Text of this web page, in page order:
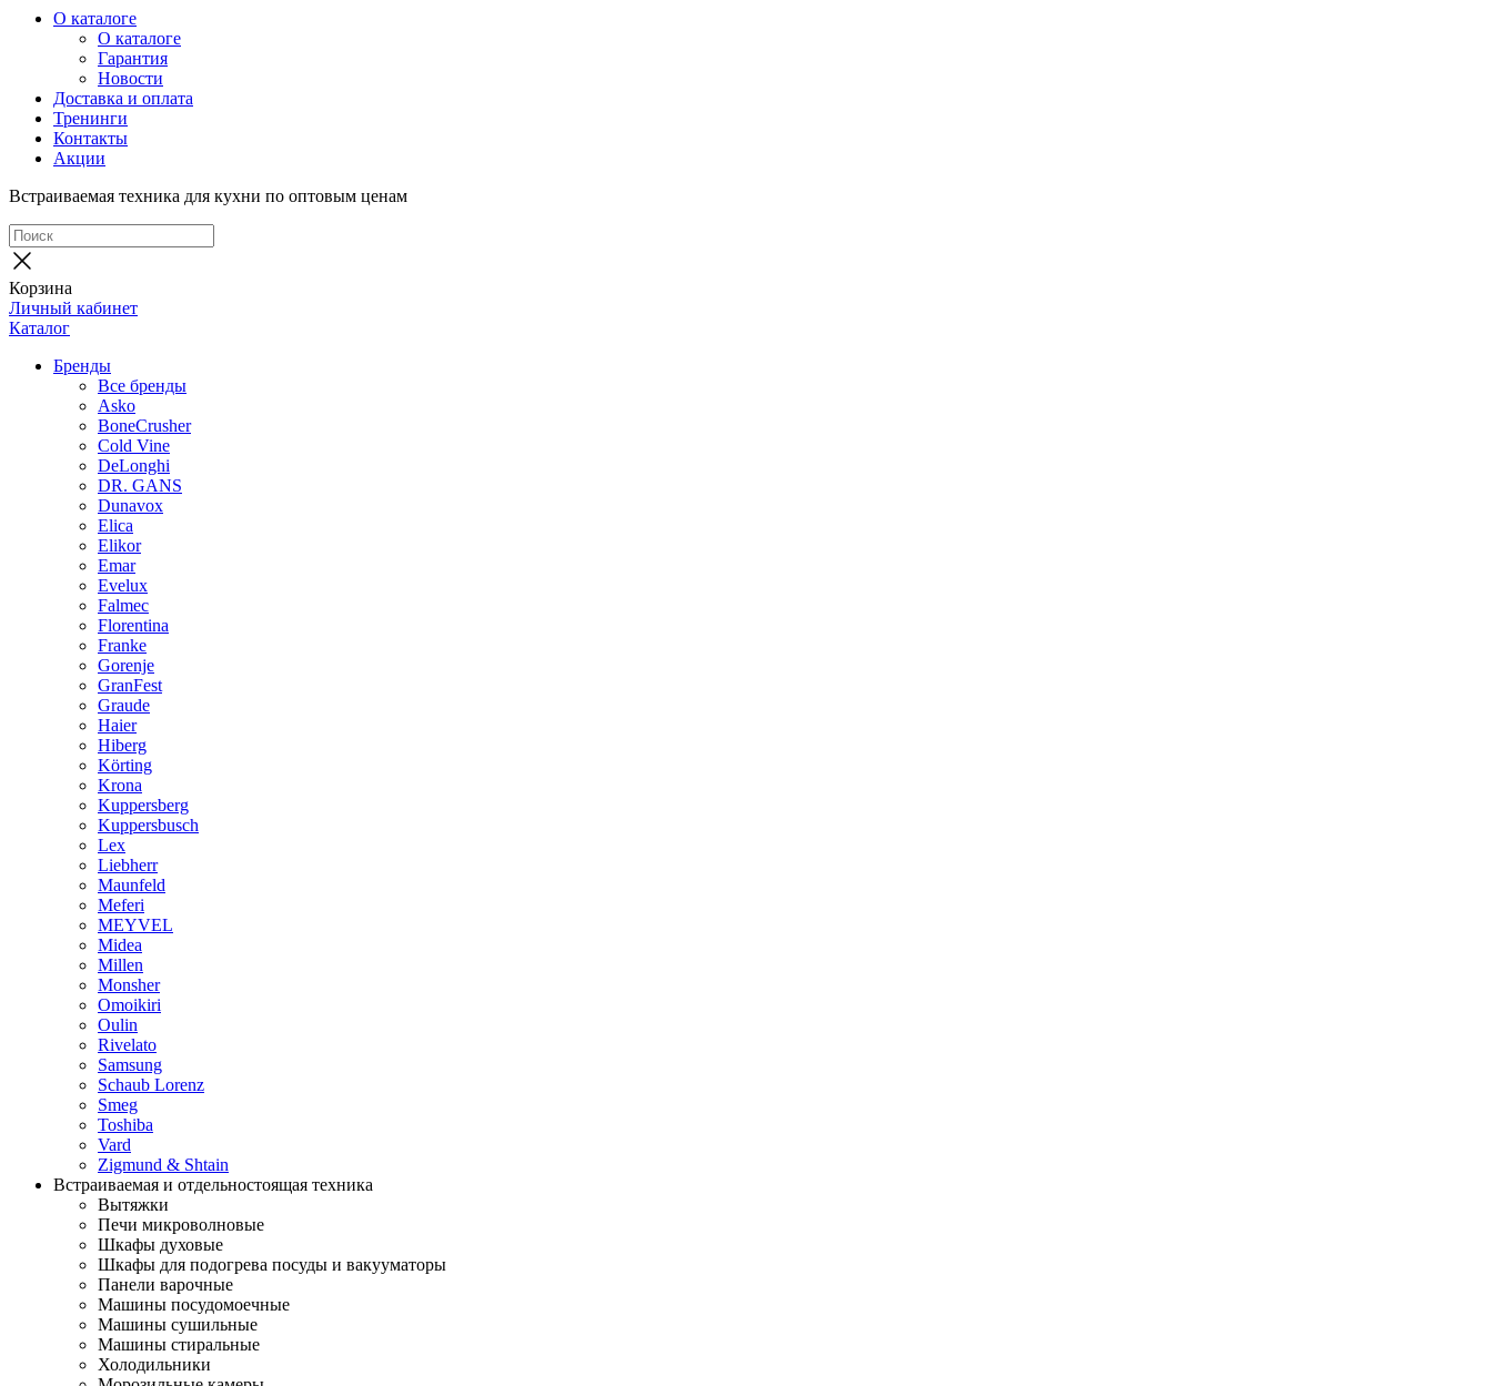
О каталоге
О каталоге
Гарантия
Новости
Доставка и оплата
Тренинги
Контакты
Акции
Встраиваемая техника для кухни по оптовым ценам
Корзина
Личный кабинет
Каталог
Бренды
Все бренды
Asko
BoneCrusher
Cold Vine
DeLonghi
DR. GANS
Dunavox
Elica
Elikor
Emar
Evelux
Falmec
Florentina
Franke
Gorenje
GranFest
Graude
Haier
Hiberg
Körting
Krona
Kuppersberg
Kuppersbusch
Lex
Liebherr
Maunfeld
Meferi
MEYVEL
Midea
Millen
Monsher
Omoikiri
Oulin
Rivelato
Samsung
Schaub Lorenz
Smeg
Toshiba
Vard
Zigmund & Shtain
Встраиваемая и отдельностоящая техника
Вытяжки
Печи микроволновые
Шкафы духовые
Шкафы для подогрева посуды и вакууматоры
Панели варочные
Машины посудомоечные
Машины сушильные
Машины стиральные
Холодильники